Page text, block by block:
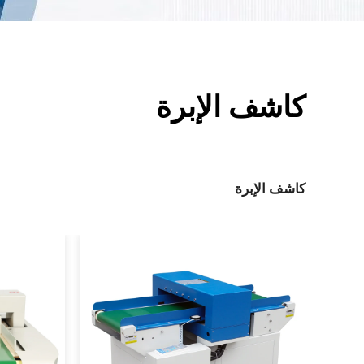
كاشف الإبرة
كاشف الإبرة